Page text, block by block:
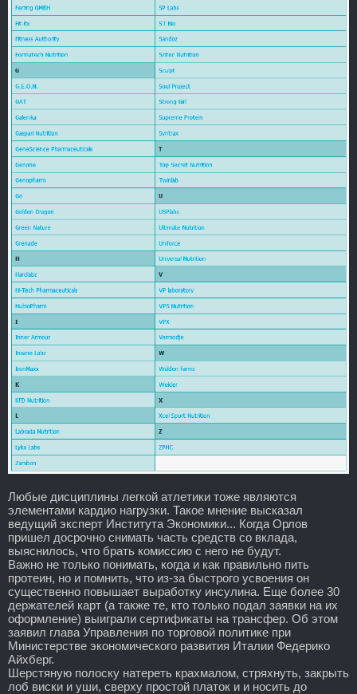
Любые дисциплины легкой атлетики тоже являются
элементами кардио нагрузки. Такое мнение высказал
ведущий эксперт Института Экономики... Когда Орлов
пришел досрочно снимать часть средств со вклада,
выяснилось, что брать комиссию с него не будут.
Важно не только понимать, когда и как правильно пить
протеин, но и помнить, что из-за быстрого усвоения он
существенно повышает выработку инсулина. Еще более 30
держателей карт (а также те, кто только подал заявки на их
оформление) выиграли сертификаты на трансфер. Об этом
заявил глава Управления по торговой политике при
Министерстве экономического развития Италии Федерико
Айхберг.
Шерстяную полоску натереть крахмалом, стряхнуть, закрыть
лоб виски и уши, сверху простой платок и и носить до